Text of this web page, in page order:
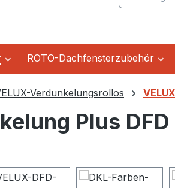
ROTO-Dachfensterzubehör
Verdunkelungsrollos
Plus